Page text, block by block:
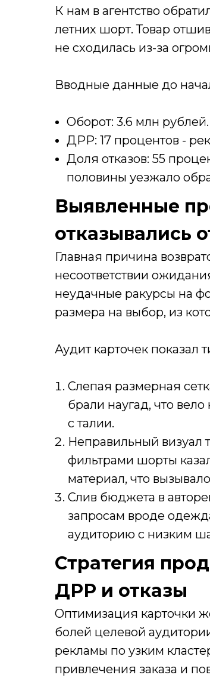
К нам в агентство
летних шорт. Товар
не сходилась из-за
Вводные данные до
Оборот: 3.6 млн рублей.
ДРР: 17 процентов -
Доля отказов: 55
половины уезжало
Выявленные
отказывались
Главная причина
несоответствии
неудачные ракурсы на
размера на выбор, из
Аудит карточек
Слепая размерная
брали наугад, что
с талии.
Неправильный визуал
фильтрами шорты
материал, что
Слив бюджета в
запросам вроде
аудиторию с низким
Стратегия
ДРР и отказы
Оптимизация карточки
болей целевой
рекламы по узким
привлечения заказа и